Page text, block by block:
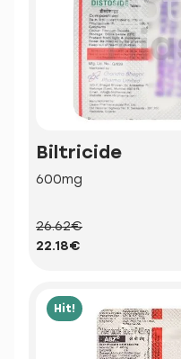
Biltricide
600mg
26.62€
22.18€
Hit!